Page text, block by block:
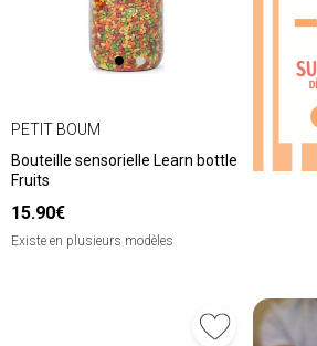
PETIT BOUM
Bouteille sensorielle Learn bottle
Fruits
15.90€
Existe en plusieurs modèles